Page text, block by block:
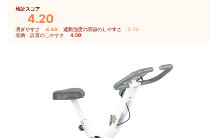
検証スコア
4.20
漕ぎやすさ 4.43 運動強度の調節のしやすさ 3.73
収納・設置のしやすさ 4.50